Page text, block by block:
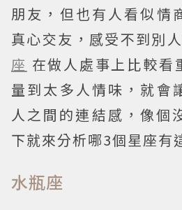
朋友，但也有人看似情
真心交友，感受不到別
座 在做人處事上比較看
量到太多人情味，就會
人之間的連結感，像個
下就來分析哪3個星座有
水瓶座